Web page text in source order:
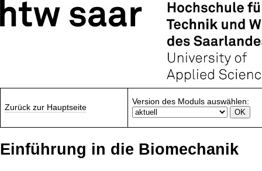
Zurück zur Hauptseite
Version des Moduls auswählen:
Einführung in die Biomechanik